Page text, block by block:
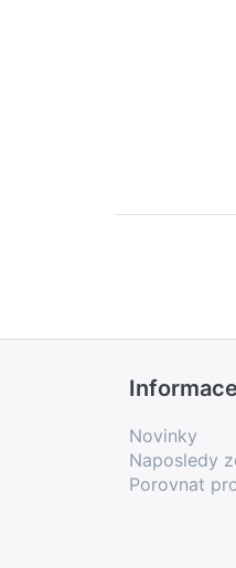
Informace
Novinky
Naposledy
Porovnat